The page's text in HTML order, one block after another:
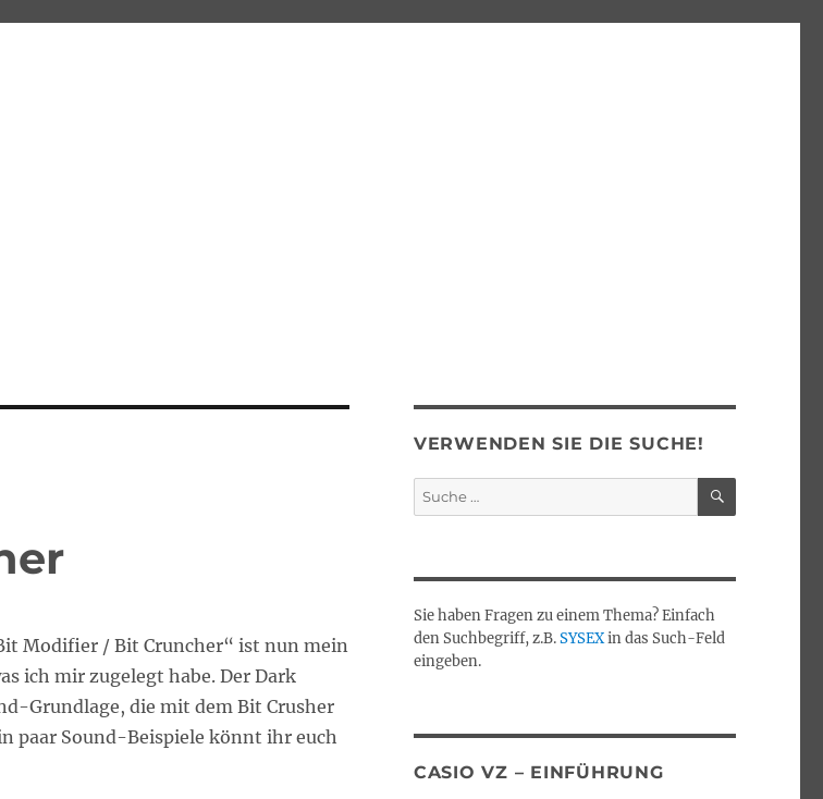
Modifier / Bit Cruncher“ ist nun mein
ich mir zugelegt habe. Der Dark
Grundlage, die mit dem Bit Crusher
paar Sound-Beispiele könnt ihr euch
VERWENDEN SIE DIE SUCHE!
Suche
nach:
SUCHEN
Sie haben Fragen zu einem Thema? Einfach
den Suchbegriff, z.B.SYSEXin das Such-Feld
eingeben.
CASIO VZ – EINFÜHRUNG